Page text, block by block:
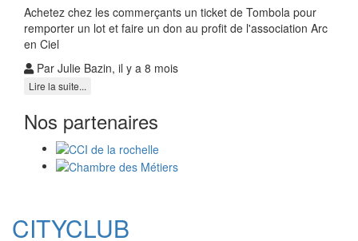
Achetez chez les commerçants un ticket de Tombola pour
remporter un lot et faire un don au profit de l'association Arc
en Ciel
Par Julie Bazin, il y a 8 mois
Lire la suite...
Nos partenaires
CITYCLUB